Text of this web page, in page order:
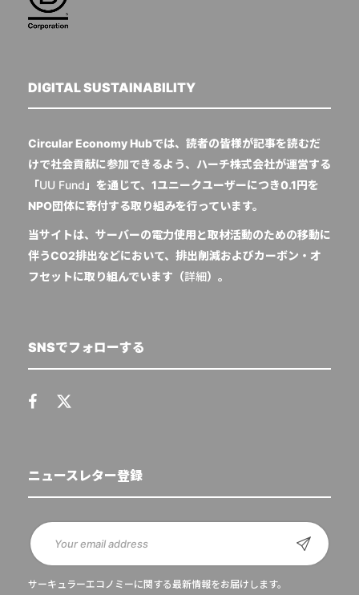
DIGITAL SUSTAINABILITY
Circular Economy Hubでは、読者の皆様が記事を読むだ
けで社会貢献に参加できるよう、ハーチ株式会社が運営する
「UU Fund 」を通じて、1ユニークユーザーにつき0.1円を
NPO団体に寄付する取り組みを行っています。
当サイトは、サーバーの電力使用と取材活動のための移動に
伴うCO2排出などにおいて、排出削減およびカーボン・オ
フセットに取り組んでいます（詳細）。
SNSでフォローする
ニュースレター登録
サーキュラーエコノミーに関する最新情報をお届けします。